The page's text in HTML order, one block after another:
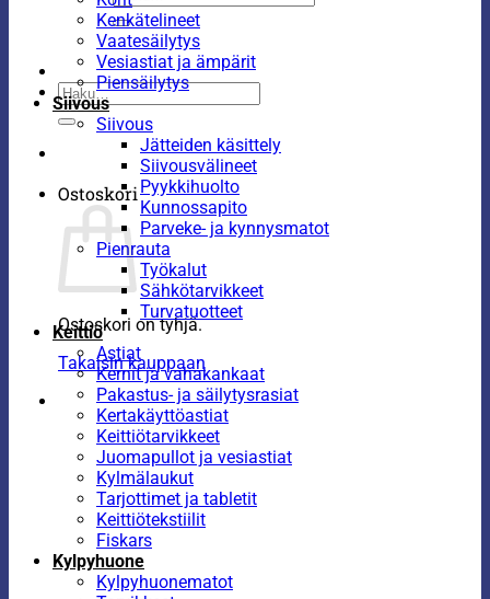
Etsi:
Ostoskori
Ostoskori on tyhjä.
Takaisin kauppaan
Kenkätelineet
Vaatesäilytys
Vesiastiat ja ämpärit
Piensäilytys
Siivous
Siivous
Jätteiden käsittely
Siivousvälineet
Pyykkihuolto
Kunnossapito
Parveke- ja kynnysmatot
Pienrauta
Työkalut
Sähkötarvikkeet
Turvatuotteet
Keittiö
Astiat
Kernit ja vahakankaat
Pakastus- ja säilytysrasiat
Kertakäyttöastiat
Keittiötarvikkeet
Juomapullot ja vesiastiat
Kylmälaukut
Tarjottimet ja tabletit
Keittiötekstiilit
Fiskars
Kylpyhuone
Kylpyhuonematot